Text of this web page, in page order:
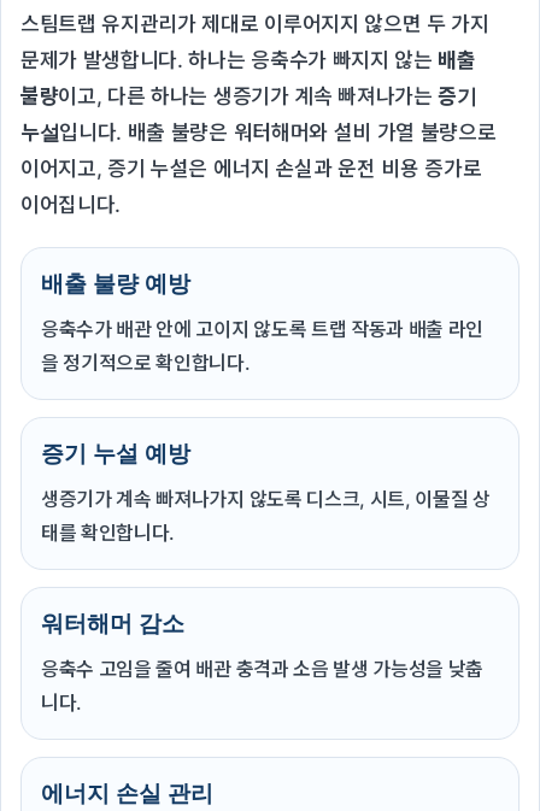
스팀트랩 유지관리가 제대로 이루어지지 않으면 두 가지
문제가 발생합니다. 하나는 응축수가 빠지지 않는 배출
불량이고, 다른 하나는 생증기가 계속 빠져나가는증기
누설입니다. 배출 불량은 워터해머와 설비 가열 불량으로
이어지고, 증기 누설은 에너지 손실과 운전 비용 증가로
이어집니다.
배출 불량 예방
응축수가 배관 안에 고이지 않도록 트랩 작동과 배출 라인
을 정기적으로 확인합니다.
증기 누설 예방
생증기가 계속 빠져나가지 않도록 디스크, 시트, 이물질 상
태를 확인합니다.
워터해머 감소
응축수 고임을 줄여 배관 충격과 소음 발생 가능성을 낮춥
니다.
에너지 손실 관리